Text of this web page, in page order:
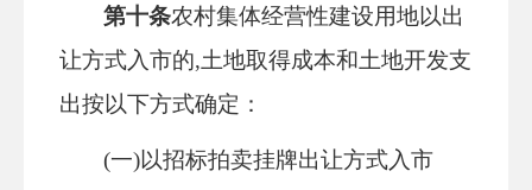
第十条农村集体经营性建设用地以出
让方式入市的,土地取得成本和土地开发支
出按以下方式确定：
(一)以招标拍卖挂牌出让方式入市